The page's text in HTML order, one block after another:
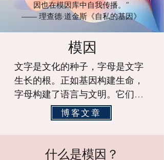
因也在模因库中自我传播。”
—— 理查德·道金斯《自私的基因》
模因
文字是文化的种子，字母是文字
生长的根。正如基因构建生命，
字母构建了语言与文明。它们不
仅孕育了西方书写体系，也成为
东方普通话拼音的基础。
作为人类集体无意识的编码，字
博客文章
​什么是模因？